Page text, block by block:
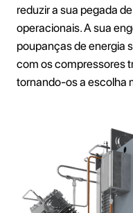
reduzir a sua pegada
operacionais. A sua
poupanças de energia
com os compressores
tornando-os a escolha